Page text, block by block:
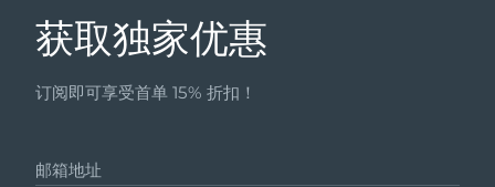
获取独家优惠
订阅即可享受首单 15% 折扣！
邮箱地址